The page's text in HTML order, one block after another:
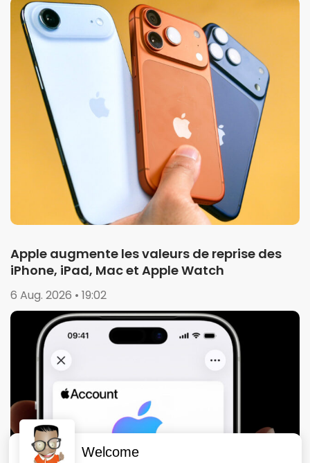
Apple augmente les valeurs de reprise des
iPhone, iPad, Mac et Apple Watch
6 Aug. 2026 • 19:02
Welcome